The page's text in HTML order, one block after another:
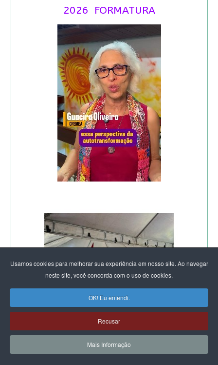
Usamos cookies para melhorar sua experiência em nosso site. Ao navegar
neste site, você concorda com o uso de cookies.
OK! Eu entendi.
Recusar
Mais Informação
2026 FORMATURA